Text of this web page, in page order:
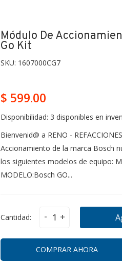
Módulo De
Go Kit
SKU: 1607000CG7
$ 599.00
Disponibilidad: 3 disponibles en
Bienvenid@ a RENO -
Accionamiento de la marca Bosch
los siguientes modelos de equipo:
MODELO:Bosch GO...
Cantidad: - +
COMPRAR AHORA